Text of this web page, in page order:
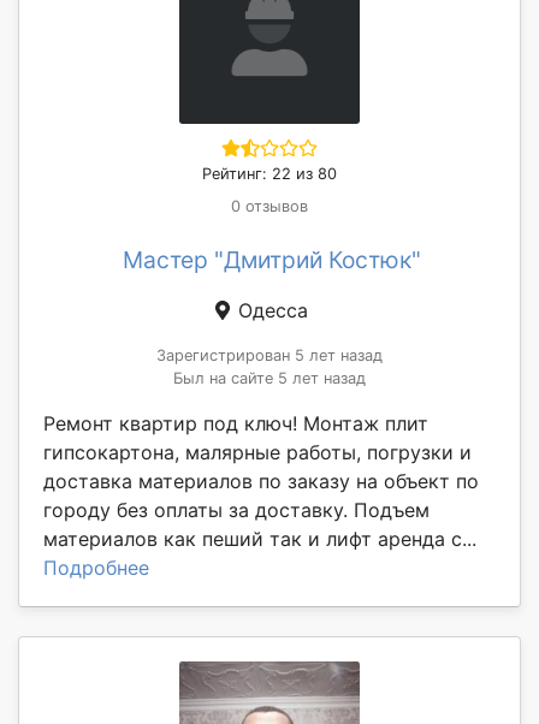
Рейтинг: 22 из 80
0 отзывов
Мастер "Дмитрий Костюк"
Одесса
Зарегистрирован 5 лет назад
Был на сайте 5 лет назад
Ремонт квартир под ключ! Монтаж плит
гипсокартона, малярные работы, погрузки и
доставка материалов по заказу на объект по
городу без оплаты за доставку. Подъем
материалов как пеший так и лифт аренда с...
Подробнее